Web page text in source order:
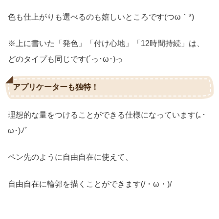
色も仕上がりも選べるのも嬉しいところです(つω｀*)
※上に書いた「発色」「付け心地」「12時間持続」は、
どのタイプも同じです(´っ･ω･)っ
アプリケーターも独特！
理想的な量をつけることができる仕様になっています(｡･
ω･)ﾉﾞ
ペン先のように自由自在に使えて、
自由自在に輪郭を描くことができます(/・ω・)/